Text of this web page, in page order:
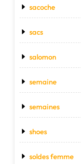
sacoche
sacs
salomon
semaine
semaines
shoes
soldes femme